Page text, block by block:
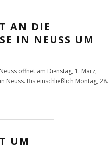
AN DIE
IN NEUSS UM
öffnet am Dienstag, 1. März,
Neuss. Bis einschließlich Montag, 28.
UM